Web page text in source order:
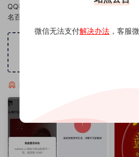
QQ微信抖音快手小红书很火的签
名百家姓氏头像制作教程软件
QQ微
名
猜你喜欢
微信无法支付解决办法 ，客服